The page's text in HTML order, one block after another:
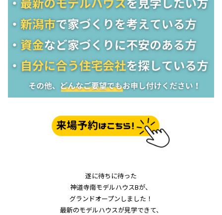
遂に待ちに待った
神道寺南モデルハウスBが、
グランドオープンしました！
最新のモデルハウスが見学できて、